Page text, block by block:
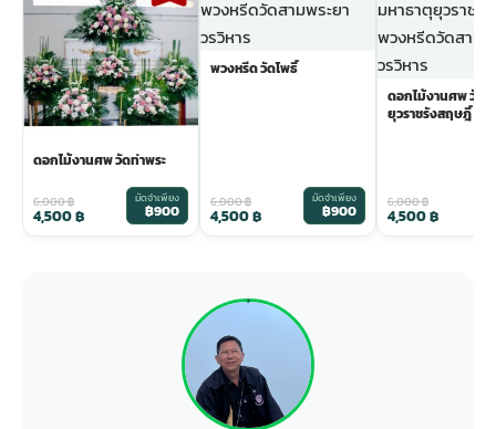
ดอกไม้งานศพ วัดท่าพระ
6,000฿
4,500฿
มัดจำเพียง
฿900
พวงหรีด วัดโพธิ์
6,000฿
4,500฿
มัดจำเพียง
฿900
ดอกไม้งานศพ วัดม
ยุวราชรังสฤษฎิ์
6,000฿
4,500฿